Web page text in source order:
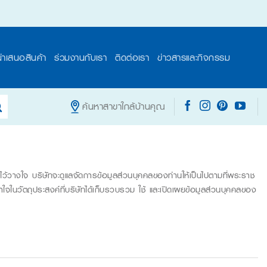
เสนอสินค้า ร่วมงานกับเรา ติดต่อเรา ข่าวสารและกิจกรรม
ค้นหาสาขาใกล้บ้านคุณ
งใจ บริษัทจะดูแลจัดการข้อมูลส่วนบุคคลของท่านให้เป็นไปตามที่พระราช
วัตถุประสงค์ที่บริษัทได้เก็บรวบรวม ใช้ และเปิดเผยข้อมูลส่วนบุคคลของ